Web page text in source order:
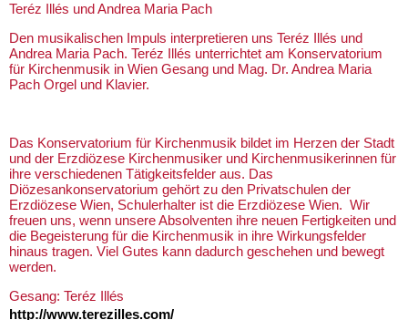
Teréz Illés und Andrea Maria Pach
Den musikalischen Impuls interpretieren uns Teréz Illés und
Andrea Maria Pach. Teréz Illés unterrichtet am Konservatorium
für Kirchenmusik in Wien Gesang und Mag. Dr. Andrea Maria
Pach Orgel und Klavier.
Das Konservatorium für Kirchenmusik bildet im Herzen der Stadt
und der Erzdiözese Kirchenmusiker und Kirchenmusikerinnen für
ihre verschiedenen Tätigkeitsfelder aus. Das
Diözesankonservatorium gehört zu den Privatschulen der
Erzdiözese Wien, Schulerhalter ist die Erzdiözese Wien. Wir
freuen uns, wenn unsere Absolventen ihre neuen Fertigkeiten und
die Begeisterung für die Kirchenmusik in ihre Wirkungsfelder
hinaus tragen. Viel Gutes kann dadurch geschehen und bewegt
werden.
Gesang: Teréz Illés
http://www.terezilles.com/